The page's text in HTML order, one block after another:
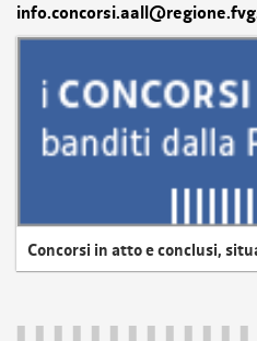
Concorsi in atto e conclusi,